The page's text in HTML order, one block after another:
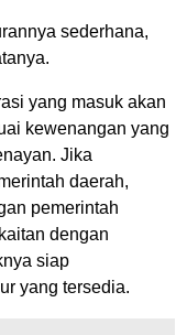
sederhana,
yang masuk akan
kewenangan yang
Jika
daerah,
pemerintah
dengan
siap
yang tersedia.